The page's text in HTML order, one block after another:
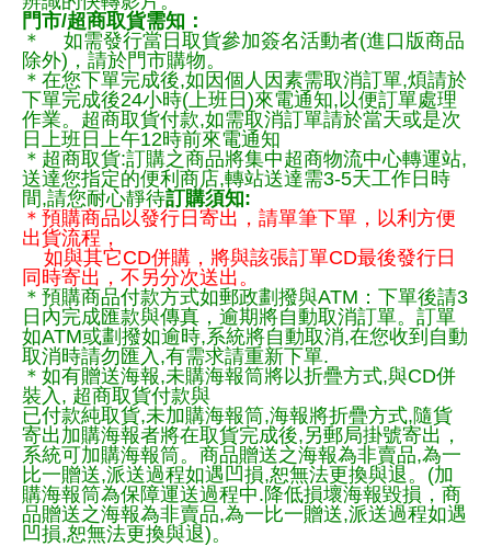
門市/超商取貨需知：
＊ 如需發行當日取貨參加簽名活動者(進口版商品
除外)，請於門市購物。
＊在您下單完成後,如因個人因素需取消訂單,煩請於
下單完成後24小時(上班日)來電通知,以便訂單處理
作業。超商取貨付款,如需取消訂單請於當天或是次
日上班日上午12時前來電通知
＊超商取貨:訂購之商品將集中超商物流中心轉運站,
送達您指定的便利商店,轉站送達需3-5天工作日時
間,請您耐心靜待訂購須知:
＊預購商品以發行日寄出，請單筆下單，以利方便
出貨流程，
如與其它CD併購，將與該張訂單CD最後發行日
同時寄出，不另分次送出。
＊預購商品付款方式如郵政劃撥與ATM：下單後請3
日內完成匯款與傳真，逾期將自動取消訂單。訂單
如ATM或劃撥如逾時,系統將自動取消,在您收到自動
取消時請勿匯入,有需求請重新下單.
＊如有贈送海報,未購海報筒將以折疊方式,與CD併
裝入, 超商取貨付款與
已付款純取貨,未加購海報筒,海報將折疊方式,隨貨
寄出加購海報者將在取貨完成後,另郵局掛號寄出，
系統可加購海報筒。商品贈送之海報為非賣品,為一
比一贈送,派送過程如遇凹損,恕無法更換與退。(加
購海報筒為保障運送過程中.降低損壞海報毀損，商
品贈送之海報為非賣品,為一比一贈送,派送過程如遇
凹損,恕無法更換與退)。